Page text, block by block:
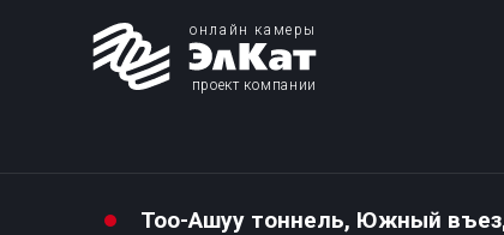
онлайн камеры
проект компании
Тоо-Ашуу тоннель, Южный